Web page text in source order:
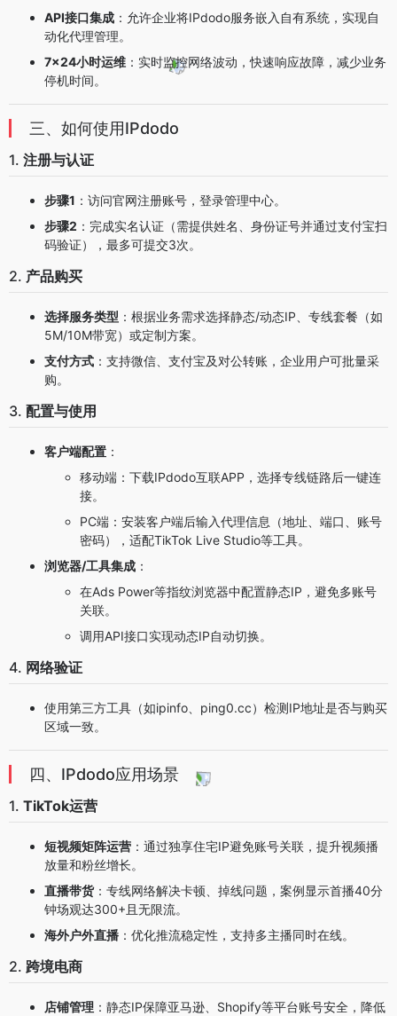
API接口集成 ：允许企业将IPdodo服务嵌入自有系统，实现自
动化代理管理。
7×24小时运维 ：实时监控网络波动，快速响应故障，减少业务
停机时间。
三、如何使用IPdodo
1. 注册与认证
步骤1 ：访问官网注册账号，登录管理中心。
步骤2 ：完成实名认证（需提供姓名、身份证号并通过支付宝扫
码验证），最多可提交3次。
2. 产品购买
选择服务类型 ：根据业务需求选择静态/动态IP、专线套餐（如
5M/10M带宽）或定制方案。
支付方式 ：支持微信、支付宝及对公转账，企业用户可批量采
购。
3. 配置与使用
客户端配置 ：
移动端 ：下载IPdodo互联APP，选择专线链路后一键连
接。
PC端 ：安装客户端后输入代理信息（地址、端口、账号
密码），适配TikTok Live Studio等工具。
浏览器/工具集成 ：
在Ads Power等指纹浏览器中配置静态IP，避免多账号
关联。
调用API接口实现动态IP自动切换。
4. 网络验证
使用第三方工具（如ipinfo、ping0.cc）检测IP地址是否与购买
区域一致。
四、IPdodo应用场景
1. TikTok运营
短视频矩阵运营 ：通过独享住宅IP避免账号关联，提升视频播
放量和粉丝增长。
直播带货：专线网络解决卡顿、掉线问题，案例显示首播40分
钟场观达300+且无限流。
海外户外直播 ：优化推流稳定性，支持多主播同时在线。
2. 跨境电商
店铺管理 ：静态IP保障亚马逊、Shopify等平台账号安全，降低